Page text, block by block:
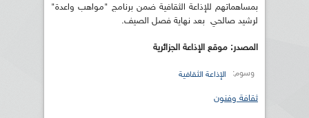
بمساهماتهم للإذاعة الثقافية ضمن برنامج "مواهب واعدة"
لرشيد صالحي بعد نهاية فصل الصيف.
المصدر: موقع الإذاعة الجزائرية
وسوم: الإذاعة الثقافية
ثقافة وفنون